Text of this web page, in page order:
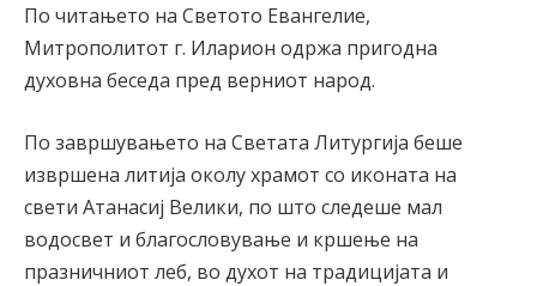
По читањето на Светото Евангелие,
Митрополитот г. Иларион одржа пригодна
духовна беседа пред верниот народ.
По завршувањето на Светата Литургија беше
извршена литија околу храмот со иконата на
свети Атанасиј Велики, по што следеше мал
водосвет и благословување и кршење на
празничниот леб, во духот на традицијата и